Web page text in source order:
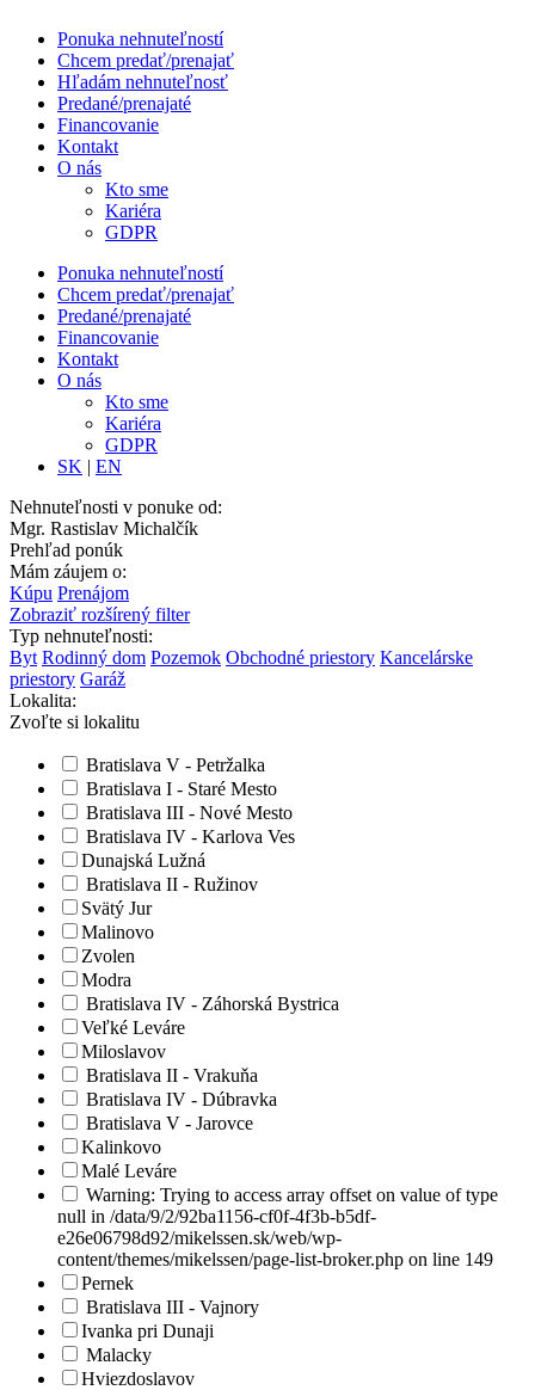
Ponuka nehnuteľností
Chcem predať/prenajať
Hľadám nehnuteľnosť
Predané/prenajaté
Financovanie
Kontakt
O nás
Kto sme
Kariéra
GDPR
Ponuka nehnuteľností
Chcem predať/prenajať
Predané/prenajaté
Financovanie
Kontakt
O nás
Kto sme
Kariéra
GDPR
SK | EN
Nehnuteľnosti v ponuke od:
Mgr. Rastislav Michalčík
Prehľad ponúk
Mám záujem o:
Kúpu Prenájom
Zobraziť rozšírený filter
Typ nehnuteľnosti:
Byt Rodinný dom Pozemok Obchodné priestory Kancelárske
priestory Garáž
Lokalita:
Zvoľte si lokalitu
Bratislava V - Petržalka
Bratislava I - Staré Mesto
Bratislava III - Nové Mesto
Bratislava IV - Karlova Ves
Dunajská Lužná
Bratislava II - Ružinov
Svätý Jur
Malinovo
Zvolen
Modra
Bratislava IV - Záhorská Bystrica
Veľké Leváre
Miloslavov
Bratislava II - Vrakuňa
Bratislava IV - Dúbravka
Bratislava V - Jarovce
Kalinkovo
Malé Leváre
Warning: Trying to access array offset on value of type
null in /data/9/2/92ba1156-cf0f-4f3b-b5df-
e26e06798d92/mikelssen.sk/web/wp-
content/themes/mikelssen/page-list-broker.php on line 149
Pernek
Bratislava III - Vajnory
Ivanka pri Dunaji
Malacky
Hviezdoslavov